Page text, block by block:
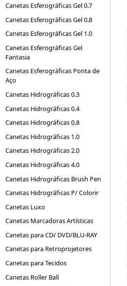
Canetas Esferográficas Gel 0.7
Canetas Esferográficas Gel 0.8
Canetas Esferográficas Gel 1.0
Canetas Esferográficas Gel
Fantasia
Canetas Esferográficas Ponta de
Aço
Canetas Hidrográficas 0.3
Canetas Hidrográficas 0.4
Canetas Hidrográficas 0.8
Canetas Hidrográficas 1.0
Canetas Hidrográficas 2.0
Canetas Hidrográficas 4.0
Canetas Hidrográficas Brush Pen
Canetas Hidrográficas P/ Colorir
Canetas Luxo
Canetas Marcadoras Artísticas
Canetas para CD/ DVD/BLU-RAY
Canetas para Retroprojetores
Canetas para Tecidos
Canetas Roller Ball